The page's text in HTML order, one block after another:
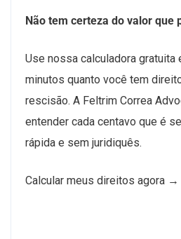
Não tem certeza do valor que
Use nossa calculadora gratuita
minutos quanto você tem
rescisão. A Feltrim Correa
entender cada centavo que é
rápida e sem juridiquês.
Calcular meus direitos agora →